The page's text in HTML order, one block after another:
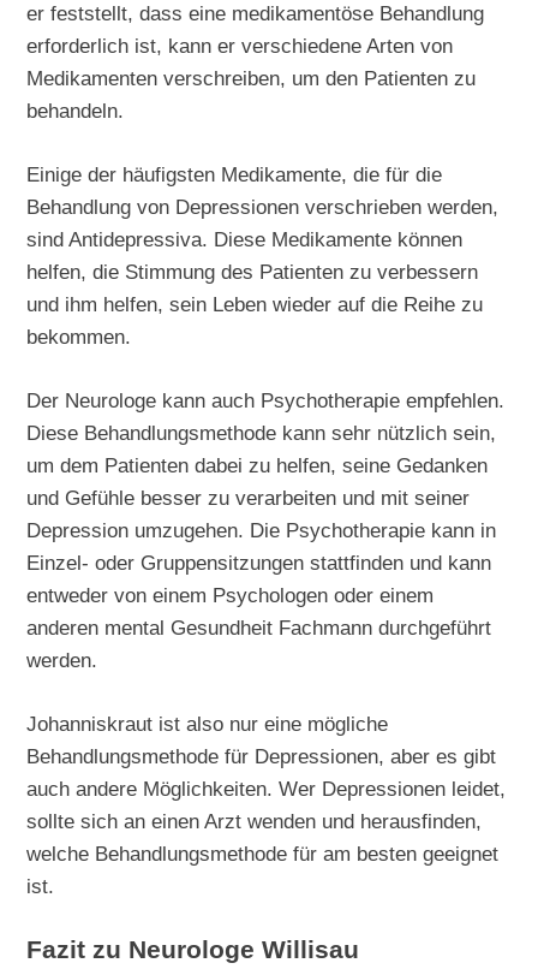
er feststellt, dass eine medikamentöse Behandlung
erforderlich ist, kann er verschiedene Arten von
Medikamenten verschreiben, um den Patienten zu
behandeln.
Einige der häufigsten Medikamente, die für die
Behandlung von Depressionen verschrieben werden,
sind Antidepressiva. Diese Medikamente können
helfen, die Stimmung des Patienten zu verbessern
und ihm helfen, sein Leben wieder auf die Reihe zu
bekommen.
Der Neurologe kann auch Psychotherapie empfehlen.
Diese Behandlungsmethode kann sehr nützlich sein,
um dem Patienten dabei zu helfen, seine Gedanken
und Gefühle besser zu verarbeiten und mit seiner
Depression umzugehen. Die Psychotherapie kann in
Einzel- oder Gruppensitzungen stattfinden und kann
entweder von einem Psychologen oder einem
anderen mental Gesundheit Fachmann durchgeführt
werden.
Johanniskraut ist also nur eine mögliche
Behandlungsmethode für Depressionen, aber es gibt
auch andere Möglichkeiten. Wer Depressionen leidet,
sollte sich an einen Arzt wenden und herausfinden,
welche Behandlungsmethode für am besten geeignet
ist.
Fazit zu Neurologe Willisau